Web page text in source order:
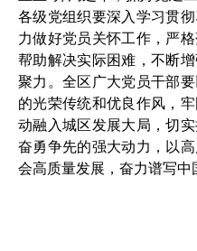
各级党组织要深入学习贯
力做好党员关怀工作，严
帮助解决实际困难，不断
聚力。全区广大党员干部
的光荣传统和优良作风，
动融入城区发展大局，切
奋勇争先的强大动力，以
会高质量发展，奋力谱写中